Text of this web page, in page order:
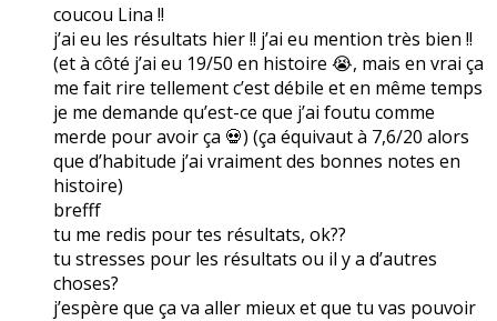
coucou Lina !!
j’ai eu les résultats hier !! j’ai eu mention très bien !!
(et à côté j’ai eu 19/50 en histoire 😭, mais en vrai ça
me fait rire tellement c’est débile et en même temps
je me demande qu’est-ce que j’ai foutu comme
merde pour avoir ça 💀) (ça équivaut à 7,6/20 alors
que d’habitude j’ai vraiment des bonnes notes en
histoire)
brefff
tu me redis pour tes résultats, ok??
tu stresses pour les résultats ou il y a d’autres
choses?
j’espère que ça va aller mieux et que tu vas pouvoir